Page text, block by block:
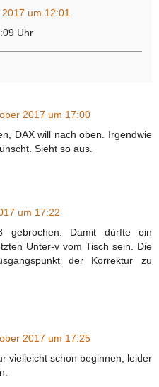
um 12:01
Uhr
2017 um 17:00
DAX will nach oben. Irgendwie
Sieht so aus.
um 17:22
Damit dürfte ein
Unter-v vom Tisch sein. Die
der Korrektur zu
2017 um 17:25
vielleicht schon beginnen, leider